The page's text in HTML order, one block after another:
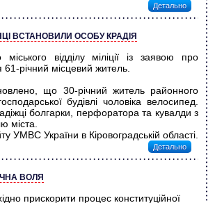
Детально
ВСТАНОВИЛИ ОСОБУ КРАДІЯ
відділу міліції із заявою про
61-річний місцевий житель.
що 30-річний житель районного
будівлі чоловіка велосипед.
болгарки, перфоратора та кувалди з
міста.
УМВС України в Кіровоградській області.
Детально
ВОЛЯ
прискорити процес конституційної